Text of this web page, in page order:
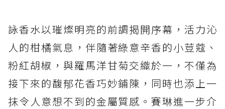
詠香水以璀燦明亮的前調揭開序幕，活力沁
人的柑橘氣息，伴隨著綠意辛香的小荳蔻、
粉紅胡椒，與羅馬洋甘菊交織於一，不僅為
接下來的馥郁花香巧妙鋪陳，同時也添上一
抹令人意想不到的金屬質感。賽琳進一步介